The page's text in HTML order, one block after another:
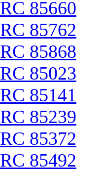
RC 85660
RC 85762
RC 85868
RC 85023
RC 85141
RC 85239
RC 85372
RC 85492